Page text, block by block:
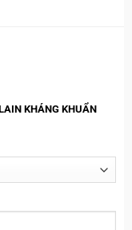
KHÁNG KHUẨN